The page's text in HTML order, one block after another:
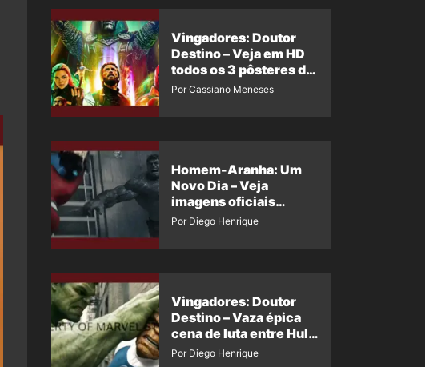
Vingadores: Doutor
Destino – Veja em HD
todos os 3 pôsteres de
‘Doomsday’ + 1 imagem
Por Cassiano Meneses
Homem-Aranha: Um
Novo Dia – Veja
imagens oficiais
descartadas do Hulk
Por Diego Henrique
Vingadores: Doutor
Destino – Vaza épica
cena de luta entre Hulk
e o Coisa
Por Diego Henrique